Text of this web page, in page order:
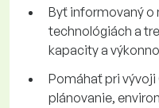
Byť informovaný o
technológiách a
kapacity a
Pomáhať pri vývoji
plánovanie,